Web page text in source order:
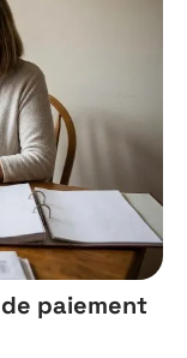
paiement